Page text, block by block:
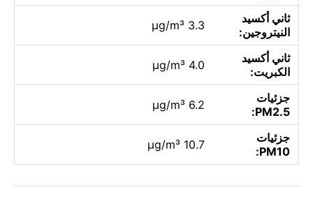
ثاني أكسيد
النيتروجين:
3.3 µg/m³
ثاني أكسيد
الكبريت:
4.0 µg/m³
جزئيات
PM2.5:
6.2 µg/m³
جزئيات
PM10:
10.7 µg/m³